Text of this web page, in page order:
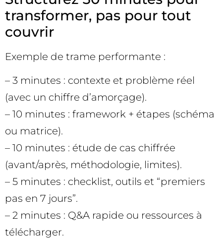
transformer, pas pour tout
couvrir
Exemple de trame performante :
– 3 minutes : contexte et problème réel
(avec un chiffre d’amorçage).
– 10 minutes : framework + étapes (schéma
ou matrice).
– 10 minutes : étude de cas chiffrée
(avant/après, méthodologie, limites).
– 5 minutes : checklist, outils et “premiers
pas en 7 jours”.
– 2 minutes : Q&A rapide ou ressources à
télécharger.